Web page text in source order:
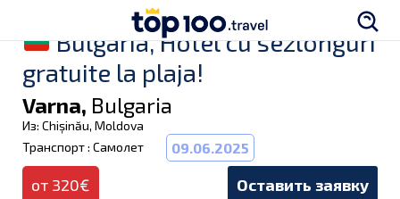
Bulgaria, Hotel cu sezlonguri
gratuite la plaja!
Varna, Bulgaria
Из: Chișinău, Moldova
Транспорт : Самолет
09.06.2025
от 320€ Оставить заявку